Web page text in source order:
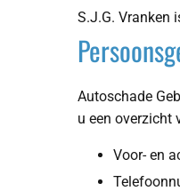
S.J.G. Vranken
Autoschade
u een overzicht
Voor- en